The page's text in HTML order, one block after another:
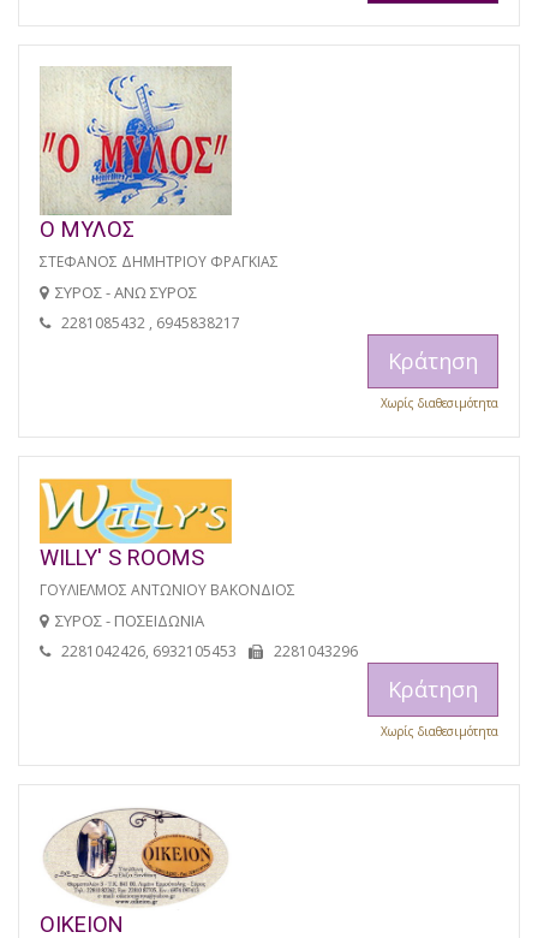
Ο ΜΥΛΟΣ
ΣΤΕΦΑΝΟΣ ΔΗΜΗΤΡΙΟΥ ΦΡΑΓΚΙΑΣ
ΣΥΡΟΣ - ΑΝΩ ΣΥΡΟΣ
2281085432 , 6945838217
Κράτηση
Χωρίς διαθεσιμότητα
WILLY' S ROOMS
ΓΟΥΛΙΕΛΜΟΣ ΑΝΤΩΝΙΟΥ ΒΑΚΟΝΔΙΟΣ
ΣΥΡΟΣ - ΠΟΣΕΙΔΩΝΙΑ
2281042426, 6932105453 2281043296
Κράτηση
Χωρίς διαθεσιμότητα
ΟΙΚΕΙΟΝ